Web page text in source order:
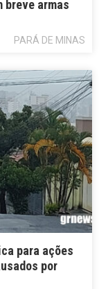
breve armas
PARÁ DE MINAS
para ações
por